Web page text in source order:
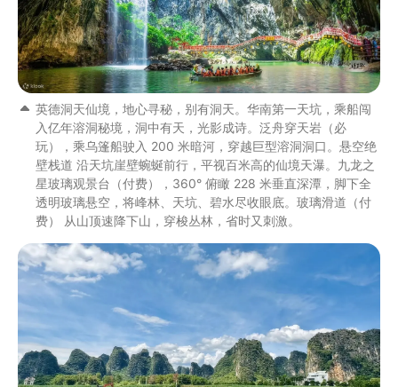
英德洞天仙境，地心寻秘，别有洞天。华南第一天坑，乘船闯
入亿年溶洞秘境，洞中有天，光影成诗。泛舟穿天岩（必
玩），乘乌篷船驶入 200 米暗河，穿越巨型溶洞洞口。悬空绝
壁栈道 沿天坑崖壁蜿蜒前行，平视百米高的仙境天瀑。九龙之
星玻璃观景台（付费），360° 俯瞰 228 米垂直深潭，脚下全
透明玻璃悬空，将峰林、天坑、碧水尽收眼底。玻璃滑道（付
费） 从山顶速降下山，穿梭丛林，省时又刺激。